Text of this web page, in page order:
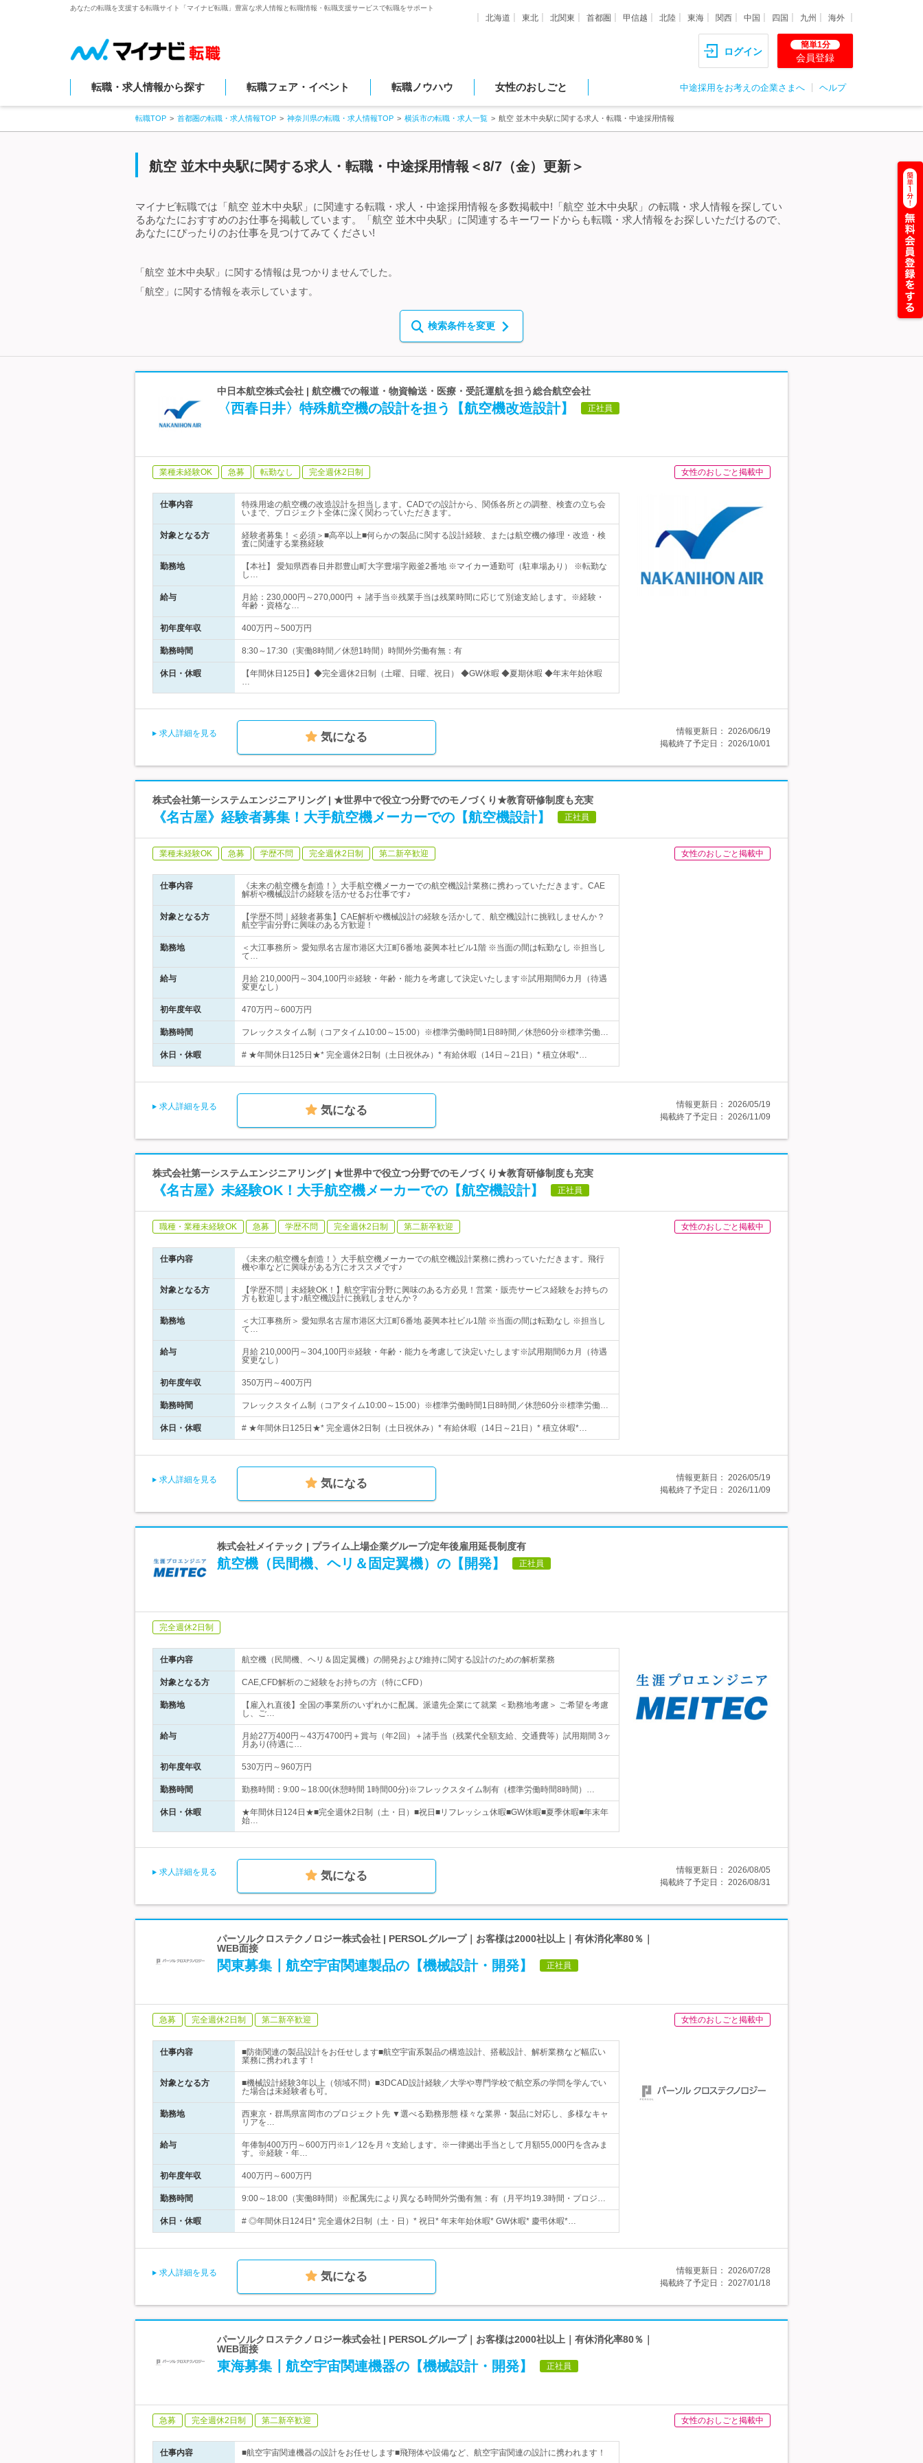
あなたの転職を支援する転職サイト「マイナビ転職」豊富な求人情報と転職情報・転職支援サービスで転職をサポート
北海道 東北 北関東 首都圏 甲信越 北陸 東海 関西 中国 四国 九州 海外
ログイン
簡単1分
会員登録
転職・求人情報から探す 転職フェア・イベント 転職ノウハウ 女性のおしごと 中途採用をお考えの企業さまへ ヘルプ
転職TOP 首都圏の転職・求人情報TOP 神奈川県の転職・求人情報TOP 横浜市の転職・求人一覧 航空 並木中央駅に関する求人・転職・中途採用情報
航空 並木中央駅に関する求人・転職・中途採用情報＜8/7（金）更新＞
マイナビ転職では「航空 並木中央駅」に関連する転職・求人・中途採用情報を多数掲載中!「航空 並木中央駅」の転職・求人情報を探してい
るあなたにおすすめのお仕事を掲載しています。「航空 並木中央駅」に関連するキーワードからも転職・求人情報をお探しいただけるので、
あなたにぴったりのお仕事を見つけてみてください!
「航空 並木中央駅」に関する情報は見つかりませんでした。
「航空」に関する情報を表示しています。
検索条件を変更
中日本航空株式会社 | 航空機での報道・物資輸送・医療・受託運航を担う総合航空会社
〈西春日井〉特殊航空機の設計を担う【航空機改造設計】 正社員
業種未経験OK 急募 転勤なし 完全週休2日制 女性のおしごと掲載中
仕事内容
特殊用途の航空機の改造設計を担当します。CADでの設計から、関係各所との調整、検査の立ち会
いまで、プロジェクト全体に深く関わっていただきます。
対象となる方
経験者募集！＜必須＞■高卒以上■何らかの製品に関する設計経験、または航空機の修理・改造・検
査に関連する業務経験
勤務地
【本社】 愛知県西春日井郡豊山町大字豊場字殿釜2番地 ※マイカー通勤可（駐車場あり） ※転勤な
し…
給与
月給：230,000円～270,000円 ＋ 諸手当※残業手当は残業時間に応じて別途支給します。※経験・
年齢・資格な…
初年度年収 400万円～500万円
勤務時間 8:30～17:30（実働8時間／休憩1時間）時間外労働有無：有
休日・休暇
【年間休日125日】◆完全週休2日制（土曜、日曜、祝日） ◆GW休暇 ◆夏期休暇 ◆年末年始休暇
…
求人詳細を見る 気になる 情報更新日： 2026/06/19
掲載終了予定日： 2026/10/01
株式会社第一システムエンジニアリング | ★世界中で役立つ分野でのモノづくり★教育研修制度も充実
《名古屋》経験者募集！大手航空機メーカーでの【航空機設計】 正社員
業種未経験OK 急募 学歴不問 完全週休2日制 第二新卒歓迎 女性のおしごと掲載中
仕事内容
《未来の航空機を創造！》大手航空機メーカーでの航空機設計業務に携わっていただきます。CAE
解析や機械設計の経験を活かせるお仕事です♪
対象となる方
【学歴不問｜経験者募集】CAE解析や機械設計の経験を活かして、航空機設計に挑戦しませんか？
航空宇宙分野に興味のある方歓迎！
勤務地
＜大江事務所＞ 愛知県名古屋市港区大江町6番地 菱興本社ビル1階 ※当面の間は転勤なし ※担当し
て…
給与
月給 210,000円～304,100円※経験・年齢・能力を考慮して決定いたします※試用期間6カ月（待遇
変更なし）
初年度年収 470万円～600万円
勤務時間 フレックスタイム制（コアタイム10:00～15:00）※標準労働時間1日8時間／休憩60分※標準労働…
休日・休暇 # ★年間休日125日★* 完全週休2日制（土日祝休み）* 有給休暇（14日～21日）* 積立休暇*…
求人詳細を見る 気になる 情報更新日： 2026/05/19
掲載終了予定日： 2026/11/09
株式会社第一システムエンジニアリング | ★世界中で役立つ分野でのモノづくり★教育研修制度も充実
《名古屋》未経験OK！大手航空機メーカーでの【航空機設計】 正社員
職種・業種未経験OK 急募 学歴不問 完全週休2日制 第二新卒歓迎 女性のおしごと掲載中
仕事内容
《未来の航空機を創造！》大手航空機メーカーでの航空機設計業務に携わっていただきます。飛行
機や車などに興味がある方にオススメです♪
対象となる方
【学歴不問｜未経験OK！】航空宇宙分野に興味のある方必見！営業・販売サービス経験をお持ちの
方も歓迎します♪航空機設計に挑戦しませんか？
勤務地
＜大江事務所＞ 愛知県名古屋市港区大江町6番地 菱興本社ビル1階 ※当面の間は転勤なし ※担当し
て…
給与
月給 210,000円～304,100円※経験・年齢・能力を考慮して決定いたします※試用期間6カ月（待遇
変更なし）
初年度年収 350万円～400万円
勤務時間 フレックスタイム制（コアタイム10:00～15:00）※標準労働時間1日8時間／休憩60分※標準労働…
休日・休暇 # ★年間休日125日★* 完全週休2日制（土日祝休み）* 有給休暇（14日～21日）* 積立休暇*…
求人詳細を見る 気になる 情報更新日： 2026/05/19
掲載終了予定日： 2026/11/09
株式会社メイテック | プライム上場企業グループ/定年後雇用延長制度有
航空機（民間機、ヘリ＆固定翼機）の【開発】 正社員
完全週休2日制
仕事内容 航空機（民間機、ヘリ＆固定翼機）の開発および維持に関する設計のための解析業務
対象となる方 CAE,CFD解析のご経験をお持ちの方（特にCFD）
勤務地
【雇入れ直後】全国の事業所のいずれかに配属。派遣先企業にて就業 ＜勤務地考慮＞ ご希望を考慮
し、ご…
給与
月給27万400円～43万4700円＋賞与（年2回）＋諸手当（残業代全額支給、交通費等）試用期間 3ヶ
月あり(待遇に…
初年度年収 530万円～960万円
勤務時間 勤務時間：9:00～18:00(休憩時間 1時間00分)※フレックスタイム制有（標準労働時間8時間）…
休日・休暇
★年間休日124日★■完全週休2日制（土・日）■祝日■リフレッシュ休暇■GW休暇■夏季休暇■年末年
始…
求人詳細を見る 気になる 情報更新日： 2026/08/05
掲載終了予定日： 2026/08/31
パーソルクロステクノロジー株式会社 | PERSOLグループ｜お客様は2000社以上｜有休消化率80％｜
WEB面接
関東募集┃航空宇宙関連製品の【機械設計・開発】 正社員
急募 完全週休2日制 第二新卒歓迎 女性のおしごと掲載中
仕事内容
■防衛関連の製品設計をお任せします■航空宇宙系製品の構造設計、搭載設計、解析業務など幅広い
業務に携われます！
対象となる方
■機械設計経験3年以上（領域不問）■3DCAD設計経験／大学や専門学校で航空系の学問を学んでい
た場合は未経験者も可。
勤務地
西東京・群馬県富岡市のプロジェクト先 ▼選べる勤務形態 様々な業界・製品に対応し、多様なキャ
リアを…
給与
年俸制400万円～600万円※1／12を月々支給します。※一律拠出手当として月額55,000円を含みま
す。※経験・年…
初年度年収 400万円～600万円
勤務時間 9:00～18:00（実働8時間）※配属先により異なる時間外労働有無：有（月平均19.3時間・プロジ…
休日・休暇 # ◎年間休日124日* 完全週休2日制（土・日）* 祝日* 年末年始休暇* GW休暇* 慶弔休暇*…
求人詳細を見る 気になる 情報更新日： 2026/07/28
掲載終了予定日： 2027/01/18
パーソルクロステクノロジー株式会社 | PERSOLグループ｜お客様は2000社以上｜有休消化率80％｜
WEB面接
東海募集┃航空宇宙関連機器の【機械設計・開発】 正社員
急募 完全週休2日制 第二新卒歓迎 女性のおしごと掲載中
仕事内容 ■航空宇宙関連機器の設計をお任せします■飛翔体や設備など、航空宇宙関連の設計に携われます！